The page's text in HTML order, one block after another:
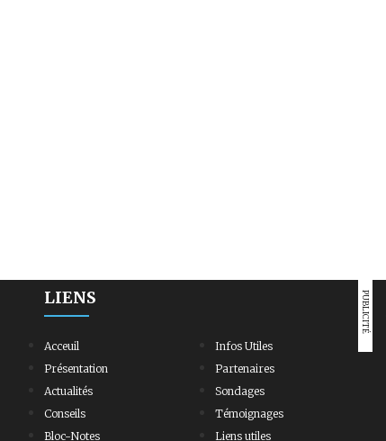
PUBLICITÉ
LIENS
Acceuil
Présentation
Actualités
Conseils
Bloc-Notes
Infos Utiles
Partenaires
Sondages
Témoignages
Liens utiles